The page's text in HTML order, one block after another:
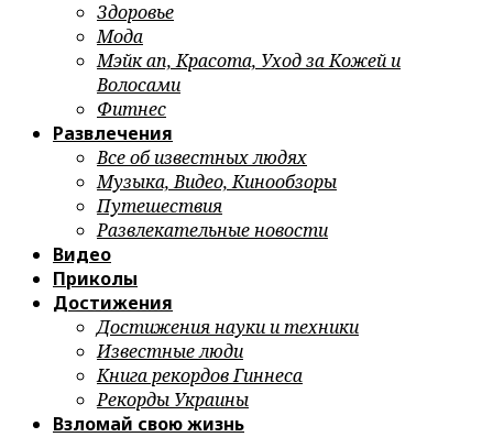
Здоровье
Мода
Мэйк ап, Красота, Уход за Кожей и
Волосами
Фитнес
Развлечения
Все об известных людях
Музыка, Видео, Кинообзоры
Путешествия
Развлекательные новости
Видео
Приколы
Достижения
Достижения науки и техники
Известные люди
Книга рекордов Гиннеса
Рекорды Украины
Взломай свою жизнь